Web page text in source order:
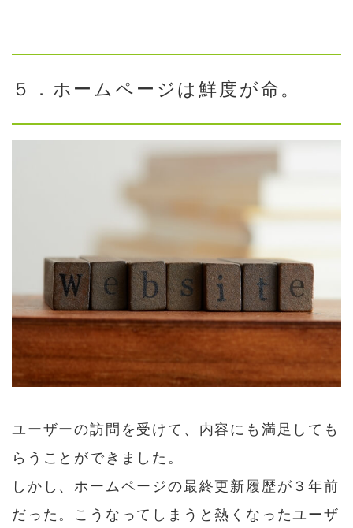
５．ホームページは鮮度が命。
ユーザーの訪問を受けて、内容にも満足しても
らうことができました。
しかし、ホームページの最終更新履歴が３年前
だった。こうなってしまうと熱くなったユーザ